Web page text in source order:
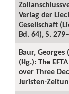
Verlag der
Gesellschaft
Bd. 64), S.
Baur, Georges
(Hg.): The
over Three
Juristen-